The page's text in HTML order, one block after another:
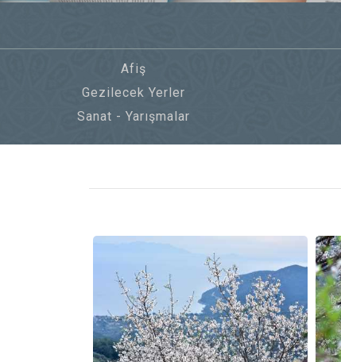
Afiş
Gezilecek Yerler
Sanat - Yarışmalar